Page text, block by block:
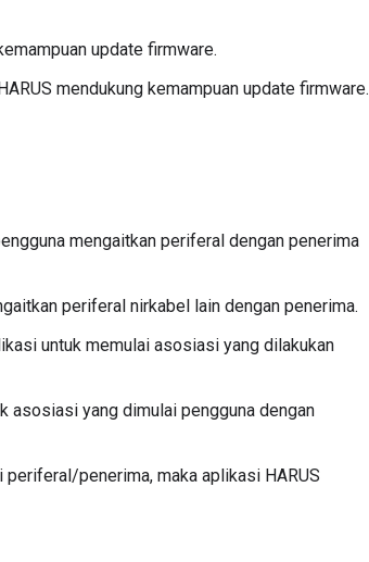
update firmware.
mendukung kemampuan update firmware.
mengaitkan periferal dengan penerima
periferal nirkabel lain dengan penerima.
untuk memulai asosiasi yang dilakukan
asosiasi yang dimulai pengguna dengan
penerima, maka aplikasi HARUS